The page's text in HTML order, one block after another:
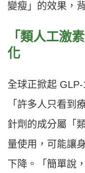
變瘦」的效果，
「類人工激
化
全球正掀起
「許多人只看到
針劑的成分屬「
量使用，可能讓
下降。「簡單說